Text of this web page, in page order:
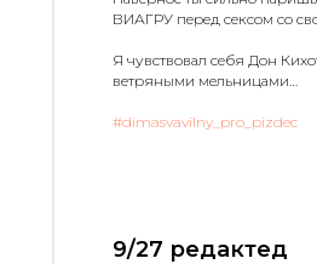
ВИАГРУ перед сексом со
Я чувствовал себя Дон
ветряными мельницами…
#dimasvavilny_pro_pizdec
9/27 редактед